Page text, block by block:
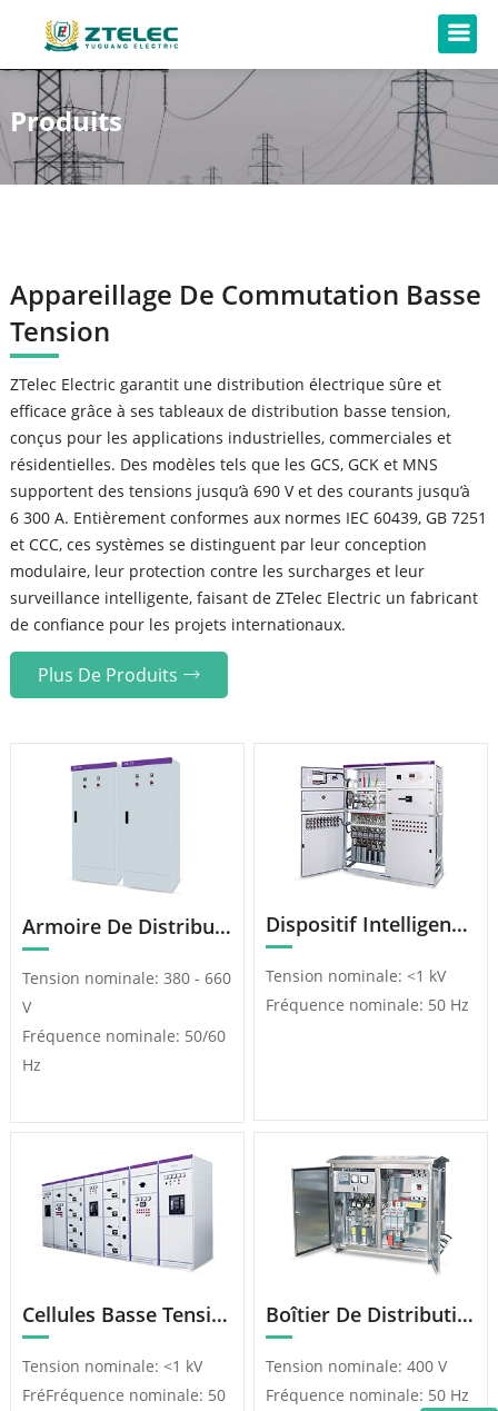
Produits
Appareillage De Commutation Basse
Tension
ZTelec Electric garantit une distribution électrique sûre et
efficace grâce à ses tableaux de distribution basse tension,
conçus pour les applications industrielles, commerciales et
résidentielles. Des modèles tels que les GCS, GCK et MNS
supportent des tensions jusqu’à 690 V et des courants jusqu’à
6 300 A. Entièrement conformes aux normes IEC 60439, GB 7251
et CCC, ces systèmes se distinguent par leur conception
modulaire, leur protection contre les surcharges et leur
surveillance intelligente, faisant de ZTelec Electric un fabricant
de confiance pour les projets internationaux.
Plus De Produits
Armoire De Distribution D’Énergie XL-21
Tension nominale: 380 - 660
V
Fréquence nominale: 50/60
Hz
Dispositif Intelligent De Compensation De Puissance Réactive À Basse Tension GGJ
Tension nominale: <1 kV
Fréquence nominale: 50 Hz
Cellules Basse Tension Amovibles GCK
Tension nominale: <1 kV
FréFréquence nominale: 50
Boîtier De Distribution Intégré JP (Compensation/Contrôle/Éclairage Des Terminaux)
Tension nominale: 400 V
Fréquence nominale: 50 Hz